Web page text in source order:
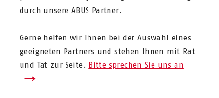
durch unsere ABUS Partner.
Gerne helfen wir Ihnen bei der Auswahl eines
geeigneten Partners und stehen Ihnen mit Rat
und Tat zur Seite. Bitte sprechen Sie uns an